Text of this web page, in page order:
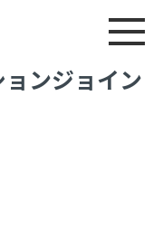
総合
ンジョイン